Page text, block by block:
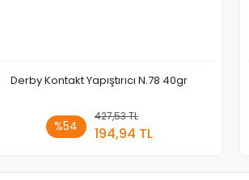
Derby Kontakt Yapıştırıcı N.78 40gr
%54
427,53 TL
194,94 TL
Stokta Yok